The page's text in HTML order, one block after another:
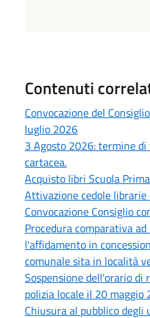
Contenuti
Convocazione del
luglio 2026
3 Agosto 2026: termine
cartacea.
Acquisto libri Scuola
Attivazione cedole
Convocazione Consiglio
Procedura comparativa
l'affidamento in
comunale sita in località
Sospensione dell'orario
polizia locale il 20 maggio
Chiusura al pubblico